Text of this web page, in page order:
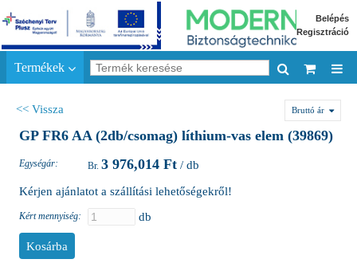
Belépés
Regisztráció
Termékek
<< Vissza Bruttó ár
GP FR6 AA (2db/csomag) líthium-vas elem (39869)
Egységár: 3 976,014 Ft / db
Kérjen ajánlatot a szállítási lehetőségekről!
Kért mennyiség: db